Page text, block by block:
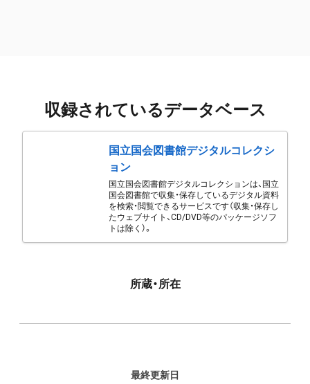
収録されているデータベース
国立国会図書館デジタルコレクシ
ョン
国立国会図書館デジタルコレクションは、国立
国会図書館で収集・保存しているデジタル資料
を検索・閲覧できるサービスです（収集・保存し
たウェブサイト、CD/DVD等のパッケージソフ
トは除く）。
所蔵・所在
最終更新日